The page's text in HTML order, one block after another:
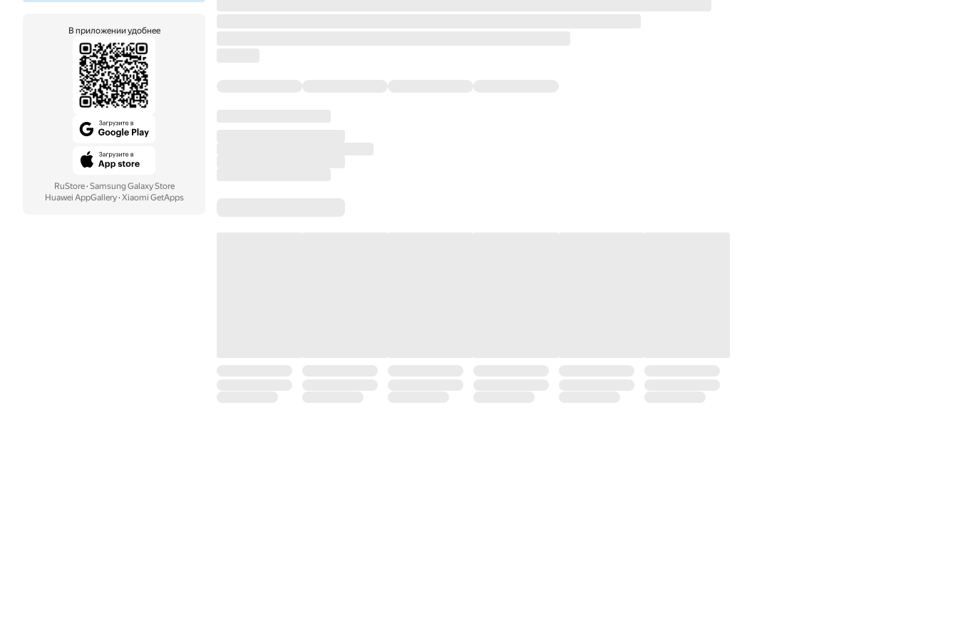
В приложении удобнее
RuStore· Samsung Galaxy Store
Huawei AppGallery· Xiaomi GetApps